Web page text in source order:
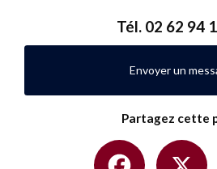
Tél. 02 62 94
Envoyer un
Partagez cette
Facebook